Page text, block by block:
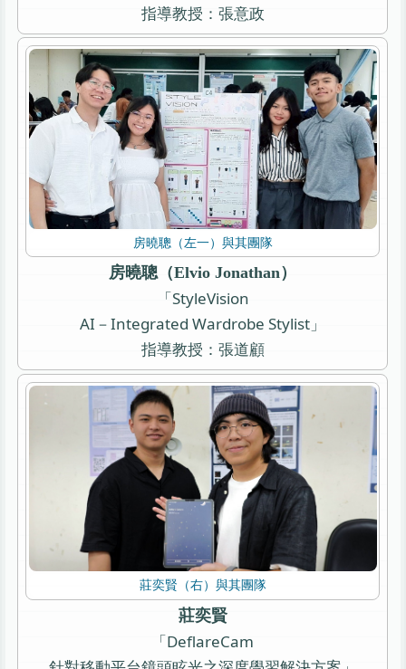
指導教授：張意政
房曉聰（左一）與其團隊
房曉聰（Elvio Jonathan）
「StyleVision
AI－Integrated Wardrobe Stylist」
指導教授：張道顧
莊奕賢（右）與其團隊
莊奕賢
「DeflareCam